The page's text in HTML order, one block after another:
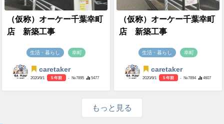
（仮称）オーケー千葉幸町
店 新築工事
生活・暮らし 幸町
caretaker
2020/9/1 5 年前 - №7895 5477
（仮称）オーケー千葉幸町
店 新築工事
生活・暮らし 幸町
caretaker
2020/9/1 5 年前 - №7894 4607
もっと見る